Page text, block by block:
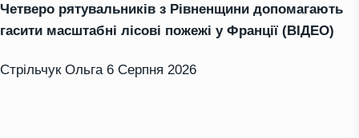
Четверо рятувальників з Рівненщини допомагають
гасити масштабні лісові пожежі у Франції (ВІДЕО)
Стрільчук Ольга 6 Серпня 2026